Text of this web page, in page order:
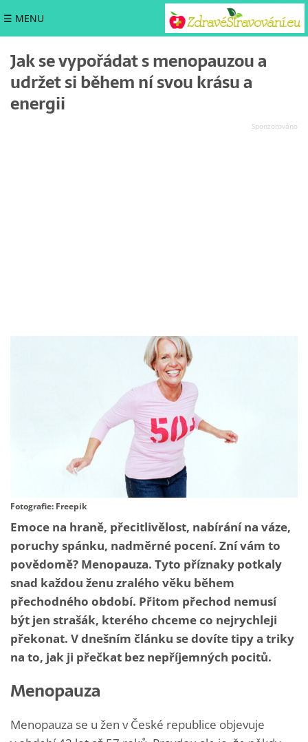
☰ MENU
Jak se vypořádat s menopauzou a
udržet si během ní svou krásu a
energii
Fotografie: Freepik
Emoce na hraně, přecitlivělost, nabírání na váze,
poruchy spánku, nadměrné pocení. Zní vám to
povědomě? Menopauza. Tyto příznaky potkaly
snad každou ženu zralého věku během
přechodného období. Přitom přechod nemusí
být jen strašák, kterého chceme co nejrychleji
překonat. V dnešním článku se dovíte tipy a triky
na to, jak ji přečkat bez nepříjemných pocitů.
Menopauza
Menopauza se u žen v České republice objevuje